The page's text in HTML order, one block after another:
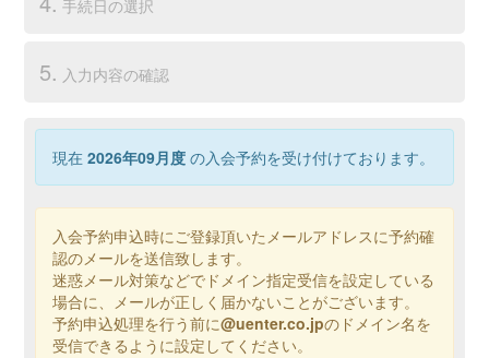
手続日の選択
5. 入力内容の確認
現在2026年09月度 の入会予約を受け付けております。
入会予約申込時にご登録頂いたメールアドレスに予約確
認のメールを送信致します。
迷惑メール対策などでドメイン指定受信を設定している
場合に、メールが正しく届かないことがございます。
予約申込処理を行う前に@uenter.co.jpのドメイン名を
受信できるように設定してください。